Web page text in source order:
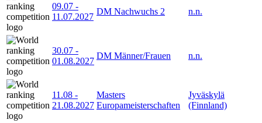
09.07 -
11.07.2027
DM Nachwuchs 2 n.n.
30.07 -
01.08.2027
DM Männer/Frauen n.n.
11.08 -
21.08.2027
Masters
Europameisterschaften
Jyväskylä
(Finnland)